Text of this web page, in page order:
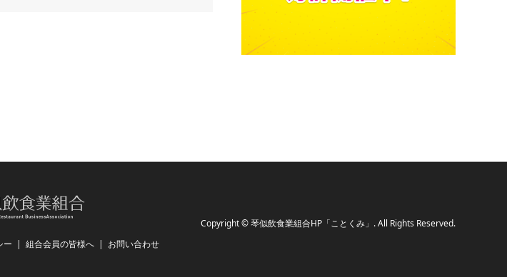
ー 組合会員の皆様へ お問い合わせ
Copyright©琴似飲食業組合HP「ことくみ」 . All Rights Reserved.